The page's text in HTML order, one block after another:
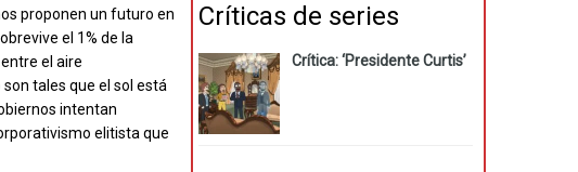
proponen un futuro en
el 1% de la
el aire
tales que el sol está
intentan
elitista que
Críticas de series
Crítica: ‘Presidente Curtis’